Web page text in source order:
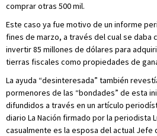
comprar otras 500 mil.
Este caso ya fue motivo de un informe
fines de marzo, a través del cual se daba
invertir 85 millones de dólares para
tierras fiscales como propiedades de
La ayuda “desinteresada” también
pormenores de las “bondades” de esta
difundidos a través en un artículo
diario La Nación firmado por la periodista
casualmente es la esposa del actual Jefe